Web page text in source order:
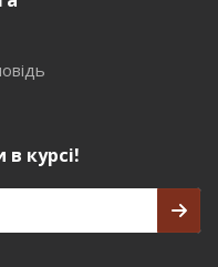
курсі!